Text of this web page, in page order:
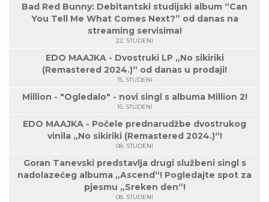
Bad Red Bunny: Debitantski studijski album “Can
You Tell Me What Comes Next?” od danas na
streaming servisima!
22. STUDENI
EDO MAAJKA - Dvostruki LP „No sikiriki
(Remastered 2024.)“ od danas u prodaji!
15. STUDENI
Million - "Ogledalo" - novi singl s albuma Million 2!
15. STUDENI
EDO MAAJKA - Počele prednarudžbe dvostrukog
vinila „No sikiriki (Remastered 2024.)“!
08. STUDENI
Goran Tanevski predstavlja drugi službeni singl s
nadolazećeg albuma „Ascend“! Pogledajte spot za
pjesmu „Sreken den“!
08. STUDENI